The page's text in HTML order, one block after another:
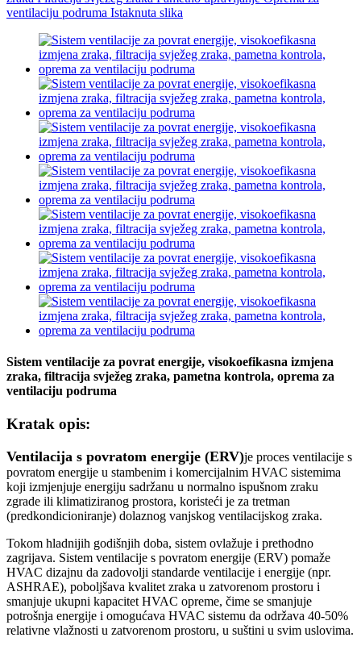
Sistem ventilacije za povrat energije, visokoefikasna izmjena
zraka, filtracija svježeg zraka, pametna kontrola, oprema za
ventilaciju podruma
Kratak opis:
Ventilacija s povratom energije (ERV)je proces ventilacije s
povratom energije u stambenim i komercijalnim HVAC sistemima
koji izmjenjuje energiju sadržanu u normalno ispušnom zraku
zgrade ili klimatiziranog prostora, koristeći je za tretman
(predkondicioniranje) dolaznog vanjskog ventilacijskog zraka.
Tokom hladnijih godišnjih doba, sistem ovlažuje i prethodno
zagrijava. Sistem ventilacije s povratom energije (ERV) pomaže
HVAC dizajnu da zadovolji standarde ventilacije i energije (npr.
ASHRAE), poboljšava kvalitet zraka u zatvorenom prostoru i
smanjuje ukupni kapacitet HVAC opreme, čime se smanjuje
potrošnja energije i omogućava HVAC sistemu da održava 40-50%
relativne vlažnosti u zatvorenom prostoru, u suštini u svim uslovima.